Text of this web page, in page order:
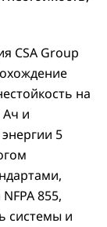
CSA Group
на
и
5
855,
системы и